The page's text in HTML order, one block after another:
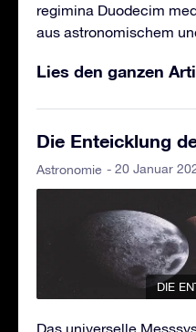
regimina Duodecim
aus astronomischem
Lies den ganzen
Die Enteicklung
Astronomie - 20 Januar
DIE
Das universelle